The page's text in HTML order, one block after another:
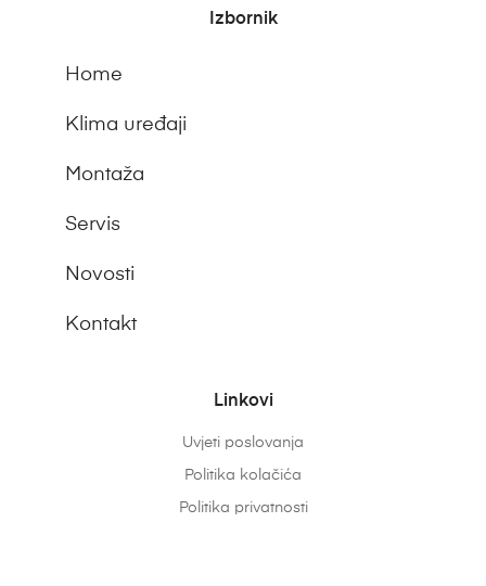
Izbornik
Home
Klima uređaji
Montaža
Servis
Novosti
Kontakt
Linkovi
Uvjeti poslovanja
Politika kolačića
Politika privatnosti